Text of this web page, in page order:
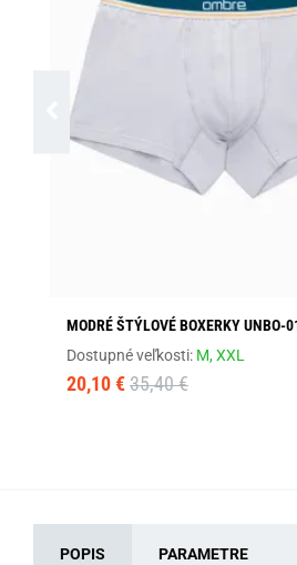
MODRÉ ŠTÝLOVÉ BOXERKY UNBO-
Dostupné veľkosti: M,XXL
20,10 € 35,40 €
POPIS PARAMETRE